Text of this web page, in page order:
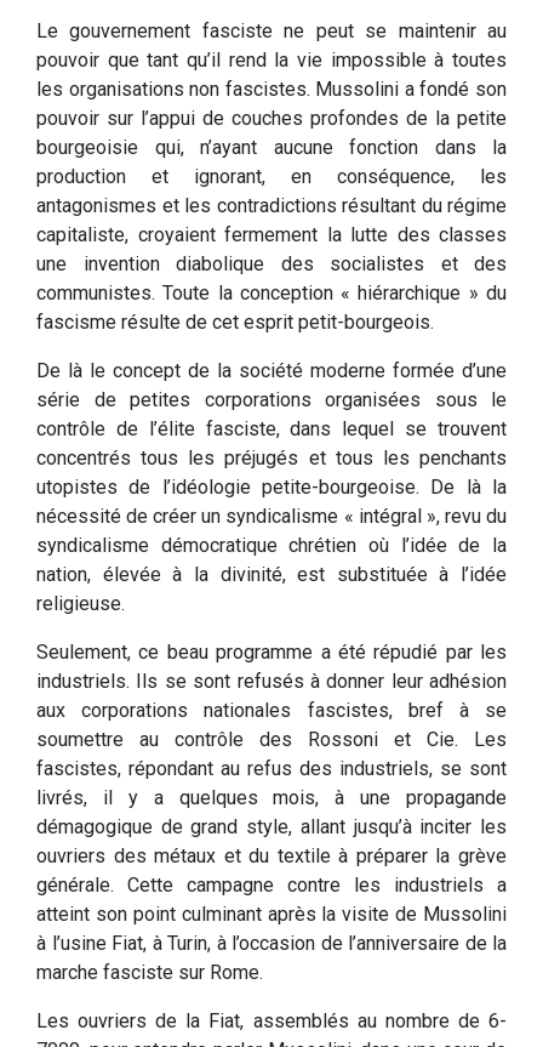
Le gouvernement fasciste ne peut se maintenir au
pouvoir que tant qu’il rend la vie impossible à toutes
les organisations non fascistes. Mussolini a fondé son
pouvoir sur l’appui de couches profondes de la petite
bourgeoisie qui, n’ayant aucune fonction dans la
production et ignorant, en conséquence, les
antagonismes et les contradictions résultant du régime
capitaliste, croyaient fermement la lutte des classes
une invention diabolique des socialistes et des
communistes. Toute la conception « hiérarchique » du
fascisme résulte de cet esprit petit-bourgeois.
De là le concept de la société moderne formée d’une
série de petites corporations organisées sous le
contrôle de l’élite fasciste, dans lequel se trouvent
concentrés tous les préjugés et tous les penchants
utopistes de l’idéologie petite-bourgeoise. De là la
nécessité de créer un syndicalisme « intégral », revu du
syndicalisme démocratique chrétien où l’idée de la
nation, élevée à la divinité, est substituée à l’idée
religieuse.
Seulement, ce beau programme a été répudié par les
industriels. Ils se sont refusés à donner leur adhésion
aux corporations nationales fascistes, bref à se
soumettre au contrôle des Rossoni et Cie. Les
fascistes, répondant au refus des industriels, se sont
livrés, il y a quelques mois, à une propagande
démagogique de grand style, allant jusqu’à inciter les
ouvriers des métaux et du textile à préparer la grève
générale. Cette campagne contre les industriels a
atteint son point culminant après la visite de Mussolini
à l’usine Fiat, à Turin, à l’occasion de l’anniversaire de la
marche fasciste sur Rome.
Les ouvriers de la Fiat, assemblés au nombre de 6-